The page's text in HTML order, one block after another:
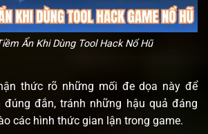
Ẩn Khi Dùng Tool Hack Nổ Hũ
thức rõ những mối đe dọa này để
đắn, tránh những hậu quả đáng
các hình thức gian lận trong game.